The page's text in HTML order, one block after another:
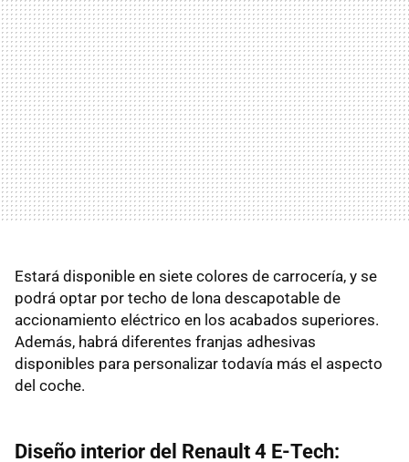
Estará disponible en siete colores de carrocería, y se
podrá optar por techo de lona descapotable de
accionamiento eléctrico en los acabados superiores.
Además, habrá diferentes franjas adhesivas
disponibles para personalizar todavía más el aspecto
del coche.
Diseño interior del Renault 4 E-Tech: